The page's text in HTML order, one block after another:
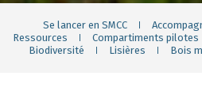
Se lancer en SMCC
Ressources
Compartiments pilotes
Biodiversité
Lisières Bois